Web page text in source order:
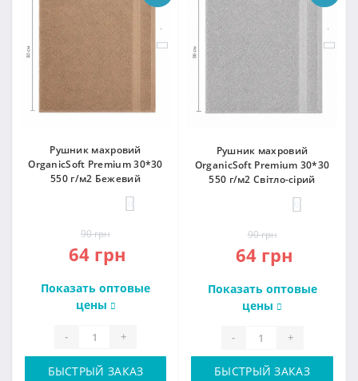
Рушник махровий
OrganicSoft Premium 30*30
550 г/м2 Бежевий
90 грн
64 грн
Показать оптовые
цены
- +
БЫСТРЫЙ ЗАКАЗ
Рушник махровий
OrganicSoft Premium 30*30
550 г/м2 Світло-сірий
90 грн
64 грн
Показать оптовые
цены
- +
БЫСТРЫЙ ЗАКАЗ